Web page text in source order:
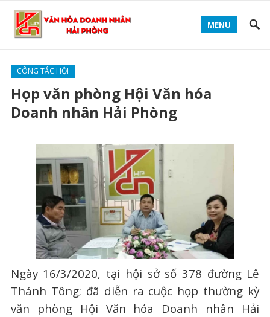
MENU
CÔNG TÁC HỘI
Họp văn phòng Hội Văn hóa
Doanh nhân Hải Phòng
Ngày 16/3/2020, tại hội sở số 378 đường Lê
Thánh Tông; đã diễn ra cuộc họp thường kỳ
văn phòng Hội Văn hóa Doanh nhân Hải